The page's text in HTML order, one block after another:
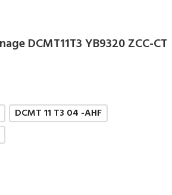
DCMT11T3 YB9320 ZCC-CT
DCMT 11 T3 04 -AHF